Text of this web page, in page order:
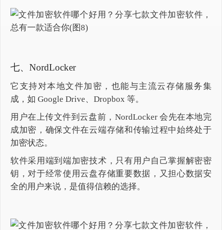
七、NordLocker
它支持对本地文件加密，也能与主流云存储服务集
成，如 Google Drive、Dropbox 等。
用户在上传文件到云盘前，NordLocker 会先在本地完
成加密，确保文件在云端存储和传输过程中始终处于
加密状态。
软件采用端到端加密技术，只有用户自己掌握解密密
钥，对于经常使用云盘存储重要数据，又担心数据安
全的用户来说，是值得信赖的选择。